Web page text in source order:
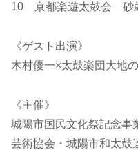
10 京都楽遊太鼓会 砂
《ゲスト出演》
木村優一×太鼓楽団大地
《主催》
城陽市国民文化祭記念事
芸術協会・城陽市和太鼓